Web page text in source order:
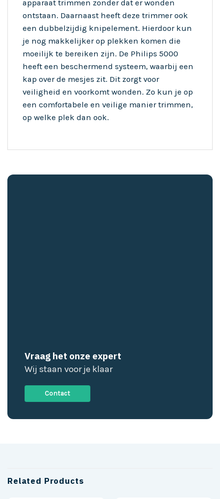
apparaat trimmen zonder dat er wonden
ontstaan. Daarnaast heeft deze trimmer ook
een dubbelzijdig knipelement. Hierdoor kun
je nog makkelijker op plekken komen die
moeilijk te bereiken zijn. De Philips 5000
heeft een beschermend systeem, waarbij een
kap over de mesjes zit. Dit zorgt voor
veiligheid en voorkomt wonden. Zo kun je op
een comfortabele en veilige manier trimmen,
op welke plek dan ook.
Vraag het onze expert
Wij staan voor je klaar
Contact
Related Products